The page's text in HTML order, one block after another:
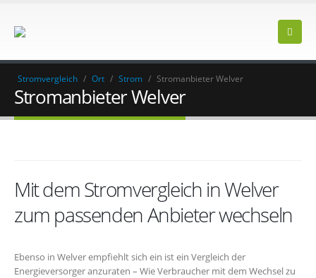
Stromvergleich / Ort / Strom / Stromanbieter Welver
Stromanbieter Welver
Mit dem Stromvergleich in Welver
zum passenden Anbieter wechseln
Ebenso in Welver empfiehlt sich ein ist ein Vergleich der
Energieversorger anzuraten – Wie Verbraucher mit dem Wechsel zu